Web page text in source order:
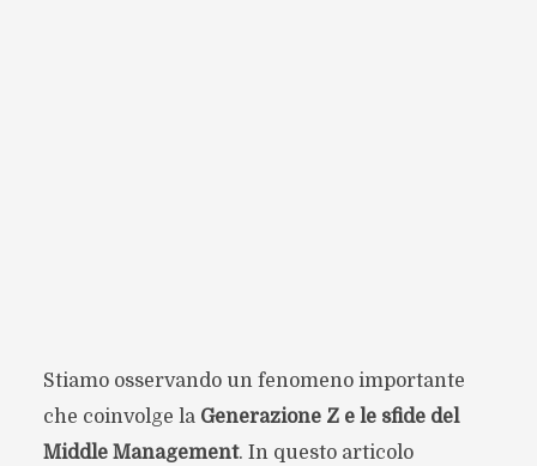
Stiamo osservando un fenomeno importante
che coinvolge la Generazione Z e le sfide del
Middle Management. In questo articolo